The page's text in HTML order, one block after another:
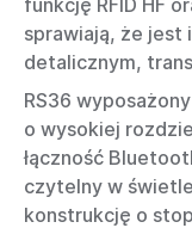
funkcję RFID HF
sprawiają, że jest
detalicznym,
RS36
o wysokiej
łączność
czytelny w
konstrukcję o